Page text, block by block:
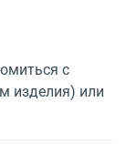
с
изделия) или